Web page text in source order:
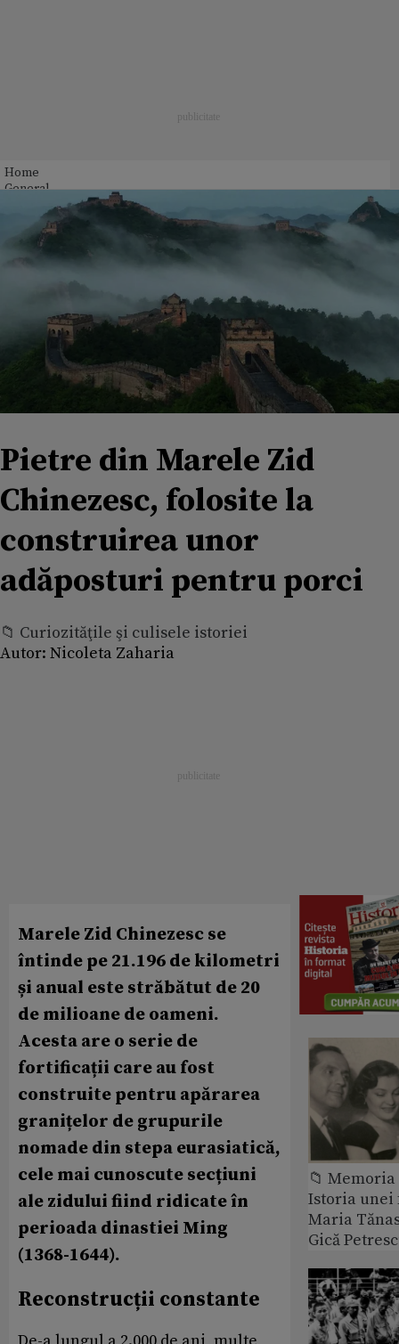
Home
General
Pietre din Marele Zid
Chinezesc, folosite la
construirea unor
adăposturi pentru porci
📁 Curiozităţile şi culisele istoriei
Autor: Nicoleta Zaharia
Marele Zid Chinezesc se
întinde pe 21.196 de kilometri
și anual este străbătut de 20
de milioane de oameni.
Acesta are o serie de
fortificații care au fost
construite pentru apărarea
granițelor de grupurile
nomade din stepa eurasiatică,
cele mai cunoscute secțiuni
ale zidului fiind ridicate în
perioada dinastiei Ming
(1368-1644).
Reconstrucții constante
📁
Istoria
Maria
Gică